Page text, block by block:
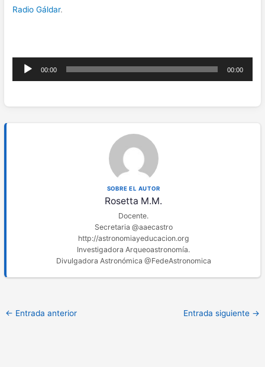
Radio Gáldar.
Reproductor
de
00:00 00:00
SOBRE EL AUTOR
Rosetta M.M.
Docente.
Secretaria @aaecastro
http://astronomiayeducacion.org
Investigadora Arqueoastronomía.
Divulgadora Astronómica @FedeAstronomica
← Entrada anterior Entrada siguiente →